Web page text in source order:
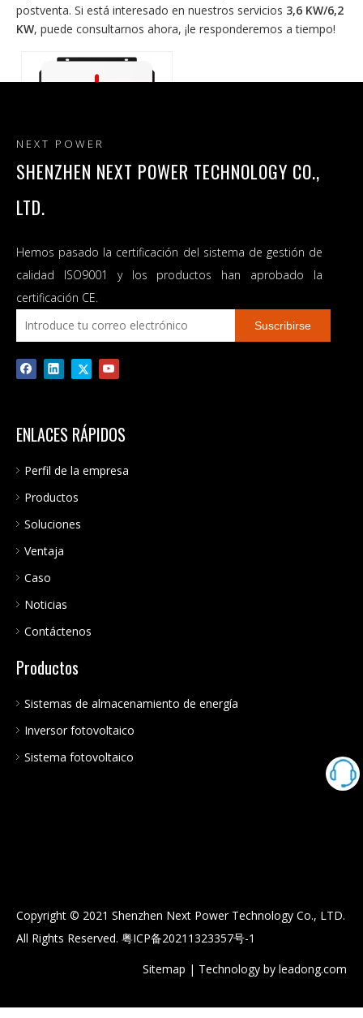
postventa. Si está interesado en nuestros servicios 3,6 KW/6,2
KW, puede consultarnos ahora, ¡le responderemos a tiempo!
Ventas 3.6KW/6.2KW On/Off
dual Voltaje de salida de CA
120VAC Proveedor de
inversor
NEXT POWER
SHENZHEN NEXT POWER TECHNOLOGY CO.,
LTD.
Hemos pasado la certificación del sistema de gestión de
calidad ISO9001 y los productos han aprobado la
certificación CE.
Suscribirse
ENLACES RÁPIDOS
Perfil de la empresa
Productos
Soluciones
Ventaja
Caso
Noticias
Contáctenos
Productos
Sistemas de almacenamiento de energía
Inversor fotovoltaico
Sistema fotovoltaico
Copyright © 2021 Shenzhen Next Power Technology Co., LTD.
All Rights Reserved. 粤ICP备20211323357号-1
Sitemap | Technology by leadong.com